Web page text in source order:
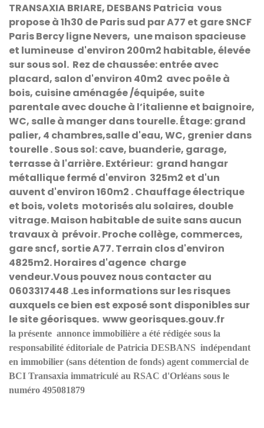
TRANSAXIA BRIARE, DESBANS Patricia vous
propose à 1h30 de Paris sud par A77 et gare SNCF
Paris Bercy ligne Nevers, une maison spacieuse
et lumineuse d'environ 200m2 habitable, élevée
sur sous sol. Rez de chaussée: entrée avec
placard, salon d'environ 40m2 avec poêle à
bois, cuisine aménagée /équipée, suite
parentale avec douche à l’italienne et baignoire,
WC, salle à manger dans tourelle. Étage: grand
palier, 4 chambres,salle d'eau, WC, grenier dans
tourelle . Sous sol: cave, buanderie, garage,
terrasse à l'arrière.Extérieur: grand hangar
métallique fermé d'environ 325m2 et d'un
auvent d'environ 160m2 . Chauffage électrique
et bois, volets motorisés alu solaires, double
vitrage. Maison habitable de suite sans aucun
travaux à prévoir. Proche collège, commerces,
gare sncf, sortie A77. Terrain clos d'environ
4825m2. Horaires d'agence charge
vendeur.Vous pouvez nous contacter au
0603317448 .Les informations sur les risques
auxquels ce bien est exposé sont disponibles sur
le sitegéorisques. www georisques.gouv.fr
la présente annonce immobilière a été rédigée sous la
responsabilité éditoriale de Patricia DESBANS indépendant
en immobilier (sans détention de fonds) agent commercial de
BCI Transaxia immatriculé au RSAC d'Orléans sous le
numéro 495081879